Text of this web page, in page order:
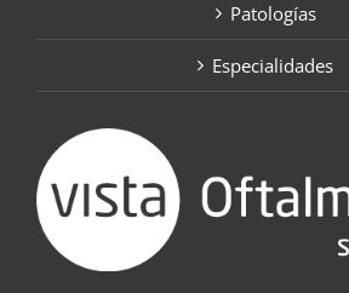
Patologías
Especialidades